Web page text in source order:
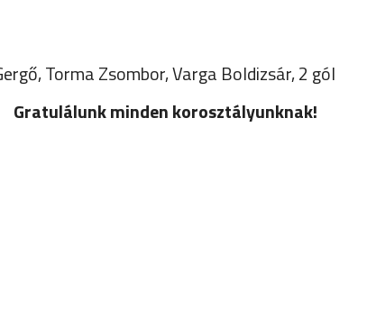
Torma Zsombor, Varga Boldizsár, 2 gól
Gratulálunk minden korosztályunknak!